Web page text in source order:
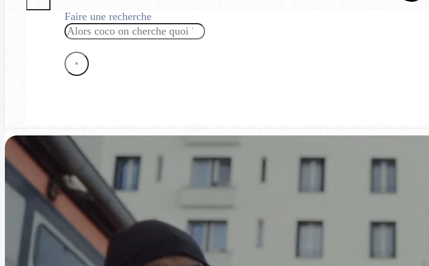
Faire une recherche
Rechercher
×